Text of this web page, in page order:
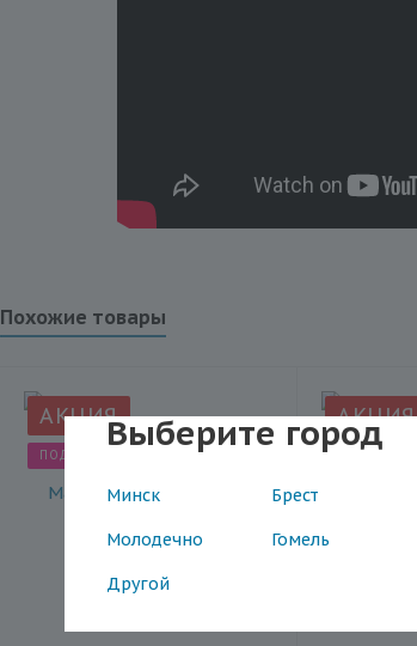
Выберите город
Минск Брест
Молодечно Гомель
Другой
Похожие товары
АКЦИЯ
ПОДАРКИ ДЛЯ НЕЕ
АКЦИЯ